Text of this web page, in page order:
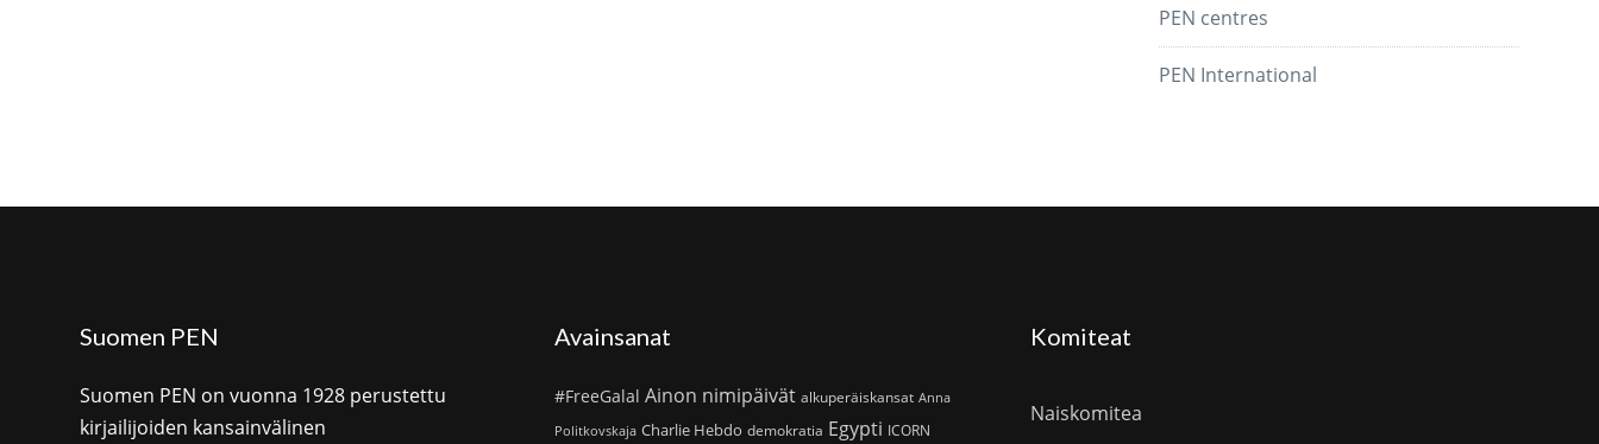
PEN centres
PEN International
Suomen PEN
Suomen PEN on vuonna 1928 perustettu
kirjailijoiden kansainvälinen
Avainsanat
#FreeGalal Ainon nimipäivät alkuperäiskansat Anna
Politkovskaja Charlie Hebdo demokratia Egypti ICORN
Komiteat
Naiskomitea